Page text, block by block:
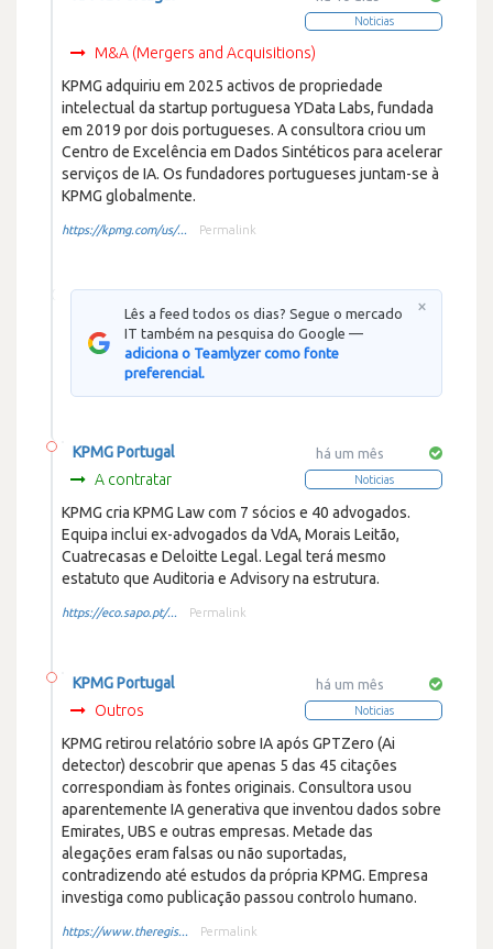
Noticias
M&A (Mergers and Acquisitions)
KPMG adquiriu em 2025 activos de propriedade
intelectual da startup portuguesa YData Labs, fundada
em 2019 por dois portugueses. A consultora criou um
Centro de Excelência em Dados Sintéticos para acelerar
serviços de IA. Os fundadores portugueses juntam-se à
KPMG globalmente.
https://kpmg.com/us/... Permalink
Lês a feed todos os dias? Segue o mercado
IT também na pesquisa do Google —
adiciona o Teamlyzer como fonte
preferencial.
×
há um mês
Noticias
KPMG Portugal
A contratar
KPMG cria KPMG Law com 7 sócios e 40 advogados.
Equipa inclui ex-advogados da VdA, Morais Leitão,
Cuatrecasas e Deloitte Legal. Legal terá mesmo
estatuto que Auditoria e Advisory na estrutura.
https://eco.sapo.pt/... Permalink
há um mês
Noticias
KPMG Portugal
Outros
KPMG retirou relatório sobre IA após GPTZero (Ai
detector) descobrir que apenas 5 das 45 citações
correspondiam às fontes originais. Consultora usou
aparentemente IA generativa que inventou dados sobre
Emirates, UBS e outras empresas. Metade das
alegações eram falsas ou não suportadas,
contradizendo até estudos da própria KPMG. Empresa
investiga como publicação passou controlo humano.
https://www.theregis... Permalink